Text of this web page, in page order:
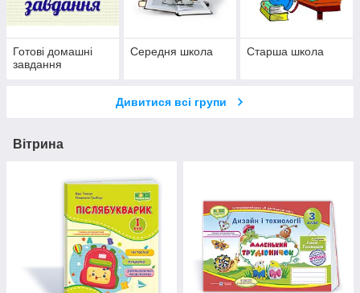
Готові домашні
завдання
Середня школа Старша школа
Дивитися всі групи
Вітрина